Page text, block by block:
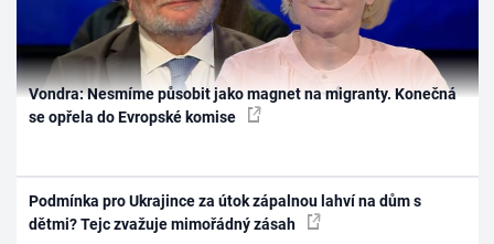
Vondra: Nesmíme působit jako magnet na migranty. Konečná
se opřela do Evropské komise
Podmínka pro Ukrajince za útok zápalnou lahví na dům s
dětmi? Tejc zvažuje mimořádný zásah